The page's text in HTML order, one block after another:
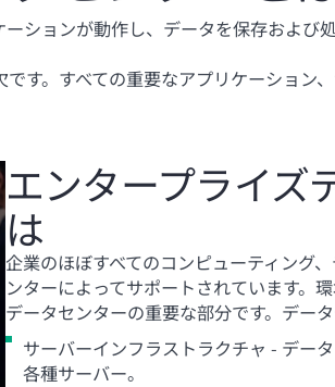
カートは空
HPEストアで商品を検索、構成
ションが動作し、データを保存およ
す。すべての重要なアプリケーション
エンタープライズ
は
企業のほぼすべてのコンピューティング
ンターによってサポートされています。
データセンターの重要な部分です。デー
サーバーインフラストラクチャ - デー
各種サーバー。